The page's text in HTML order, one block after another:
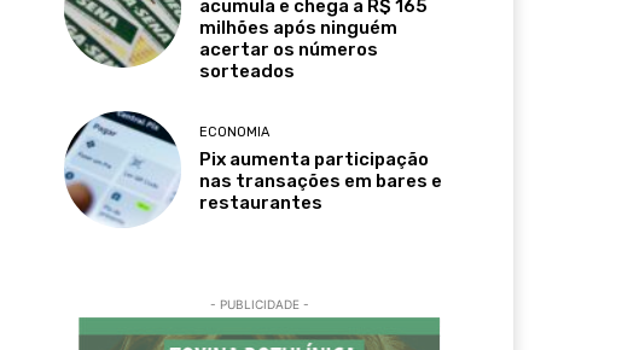
acumula e chega a R$ 165
milhões após ninguém
acertar os números
sorteados
ECONOMIA
Pix aumenta participação
nas transações em bares e
restaurantes
- PUBLICIDADE -